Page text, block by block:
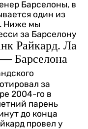
Барселоны, в
один из
Ниже мы
за Барселону
Райкард. Ла
Барселона
за
2004-го в
парень
до конца
провел у